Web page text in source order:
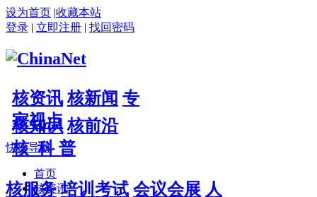
设为首页 |收藏本站
登录 | 立即注册 | 找回密码
核资讯 核新闻 专
家视点
核知识 核前沿
核 科 普
核服务 培训考试 会议会展 人
快捷导航
首页
核资讯